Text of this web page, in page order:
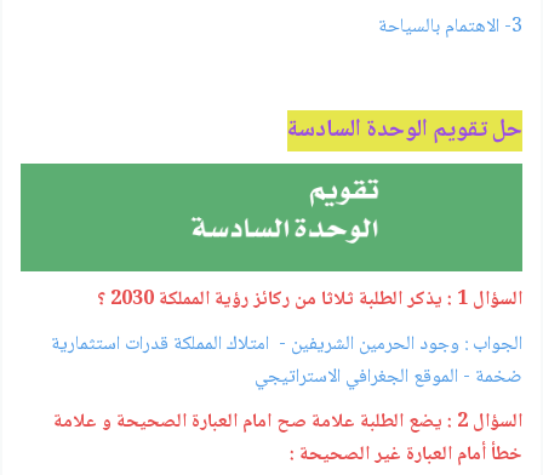
3- الاهتمام بالسياحة
حل تقويم الوحدة السادسة
السؤال 1 : يذكر الطلبة ثلاثا من ركائز رؤية المملكة 2030 ؟
الجواب : وجود الحرمين الشريفين - امتلاك المملكة قدرات استثمارية
ضخمة - الموقع الجغرافي الاستراتيجي
السؤال 2 : يضع الطلبة علامة صح امام العبارة الصحيحة و علامة
خطأ أمام العبارة غير الصحيحة :